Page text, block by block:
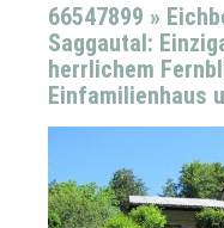
66547899 »
Saggautal:
herrlichem
Einfamilienhaus